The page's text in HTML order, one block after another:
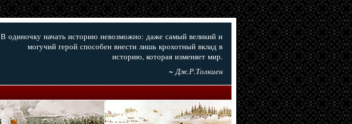
В одиночку начать историю невозможно: даже самый великий и
могучий герой способен внести лишь крохотный вклад в
историю, которая изменяет мир.
~ Дж.Р.Толкиен